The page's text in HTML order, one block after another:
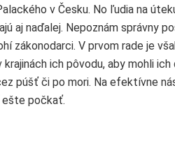
v Česku. No ľudia na
aj naďalej. Nepoznám správny
zákonodarci. V prvom rade je
ich pôvodu, aby mohli
púšť či po mori. Na efektívne
ešte počkať.